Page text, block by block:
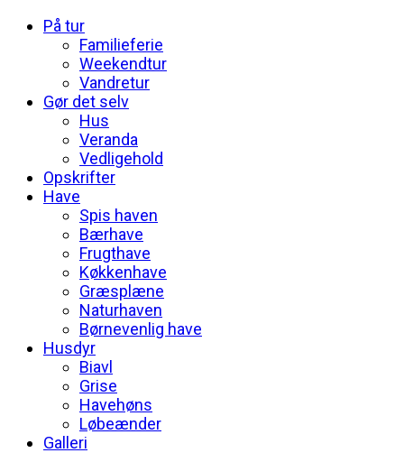
På tur
Familieferie
Weekendtur
Vandretur
Gør det selv
Hus
Veranda
Vedligehold
Opskrifter
Have
Spis haven
Bærhave
Frugthave
Køkkenhave
Græsplæne
Naturhaven
Børnevenlig have
Husdyr
Biavl
Grise
Havehøns
Løbeænder
Galleri